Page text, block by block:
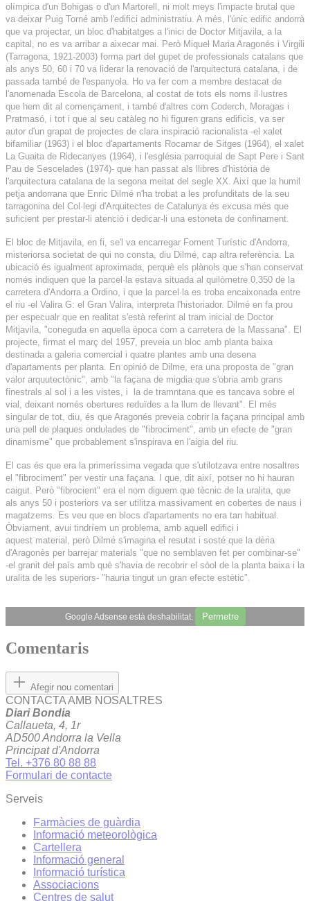
olímpica d'un Bohigas o d'un Martorell, ni molt meys l'impacte brutal que
va deixar Puig Torné amb l'edifici administratiu. A més, l'únic edific andorrà
que va projectar, un bloc d'habitatges a l'inici de Doctor Mitjavila, a la
capital, no es va arribar a aixecar mai. Però Miquel Maria Aragonés i Virgili
(Tarragona, 1921-2003) forma part del gupet de professionals catalans que
als anys 50, 60 i 70 va liderar la renovació de l'arquitectura catalana, i de
passada també de l'espanyola. Ho va fer com a membre destacat de
l'anomenada Escola de Barcelona, al costat de tots els noms il·lustres
que hem dit al començament, i també d'altres com Coderch, Moragas i
Pratmasó, i tot i que al seu catàleg no hi figuren grans edificis, va ser
autor d'un grapat de projectes de clara inspiració racionalista -el xalet
bifamiliar (1963) i el bloc d'apartaments Rocamar de Sitges (1964), el xalet
La Guaita de Ridecanyes (1964), i l'església parroquial de Sapt Pere i Sant
Pau de Sescelades (1974)- que han passat als llibres d'història de
l'arquitectura catalana de la segona meitat del segle XX. Així que la humil
petja andorrana que Enric Dilmé n'ha trobat a les profunditats de la seu
tarragonina del Col·legi d'Arquitectes de Catalunya és excusa més que
suficient per prestar-li atenció i dedicar-li una estoneta de confinament.
El bloc de Mitjavila, en fi, se'l va encarregar Foment Turístic d'Andorra,
misteriorsa societat de qui no consta, diu Dilmé, cap altra referència. La
ubicació és igualment aproximada, perquè els plànols que s'han conservat
només indiquen que la parcel·la estava situada al quilòmetre 0,350 de la
carretera d'Andorra a Ordino, i que la parcel·la es troba encaixonada entre
el riu -el Valira G: el Gran Valira, interpreta l'historiador. Dilmé en fa prou
per especualr que en realitat s'està referint al tram inicial de Doctor
Mitjavila, "coneguda en aquella època com a carretera de la Massana". El
projecte, firmat el març del 1957, preveia un bloc amb planta baixa
destinada a galeria comercial i quatre plantes amb una desena
d'apartaments per planta. En opinió de Dilme, era una proposta de "gran
valor arquutectònic", amb "la façana de migdia que s'obria amb grans
finestrals al sol i a les vistes, i la de tramntana que es tancava sobre el
vial, deixant només obertures reduïdes a la llum de llevant". El més
singular de tot, diu, és que Aragonés preveia cobrir la façana principal amb
una pell de plaques ondulades de "fibrociment", amb un efecte de "gran
dinamisme" que probablement s'inspirava en l'aigia del riu.
El cas és que era la primeríssima vegada que s'utilotzava entre nosaltres
el "fibrociment" per vestir una façana. I que, dit així, potser no hi hauran
caigut. Però "fibrocient" era el nom diguem que tècnic de la uralita, que
als anys 50 i posteriors va ser utilitza massivament en cobertes de naus i
magatzems. Es veu que en blocs d'apartaments no era tan habitual.
Òbviament, avui tindríem un problema, amb aquell edifici i
aquest material, però Dilmé s'imagina el resutat i sosté que la dèria
d'Aragonès per barrejar materials "que no semblaven fet per combinar-se"
-el granit del país amb què s'havia de recobrir el sòol de la planta baixa i la
uralita de les superiors- "hauria tingut un gran efecte estètic".
Google Adsense està deshabilitat. Permetre
Comentaris
Afegir nou comentari
CONTACTA AMB NOSALTRES
Diari Bondia
Callaueta, 4, 1r
AD500 Andorra la Vella
Principat d'Andorra
Tel. +376 80 88 88
Formulari de contacte
Serveis
Farmàcies de guàrdia
Informació meteorològica
Cartellera
Informació general
Informació turística
Associacions
Centres de salut